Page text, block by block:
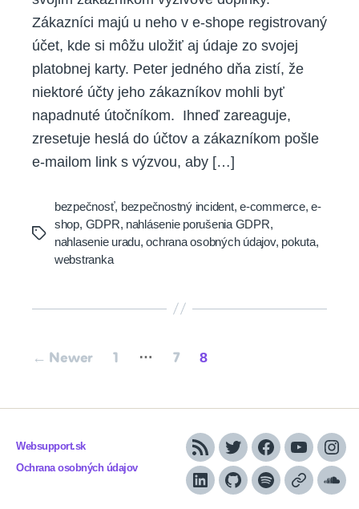
Zákazníci majú u neho v e-shope registrovaný
účet, kde si môžu uložiť aj údaje zo svojej
platobnej karty. Peter jedného dňa zistí, že
niektoré účty jeho zákazníkov mohli byť
napadnuté útočníkom. Ihneď zareaguje,
zresetuje heslá do účtov a zákazníkom pošle
e-mailom link s výzvou, aby […]
Tags
bezpečnosť, bezpečnostný incident,e-commerce,e-
shop, GDPR, nahlásenie porušenia GDPR,
nahlasenie uradu,ochrana osobných údajov, pokuta,
webstranka
Posts
← Newer 1 … 7 8
Websupport.sk
Ochrana osobných údajov
RSS TwitterFacebook
YouTube
LinkedInGitHubSpotifyApple